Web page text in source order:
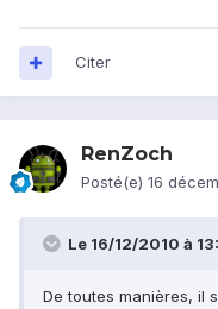
Citer
RenZoch
Posté(e) 16
Le 16/12/2010 à
De toutes manières, il